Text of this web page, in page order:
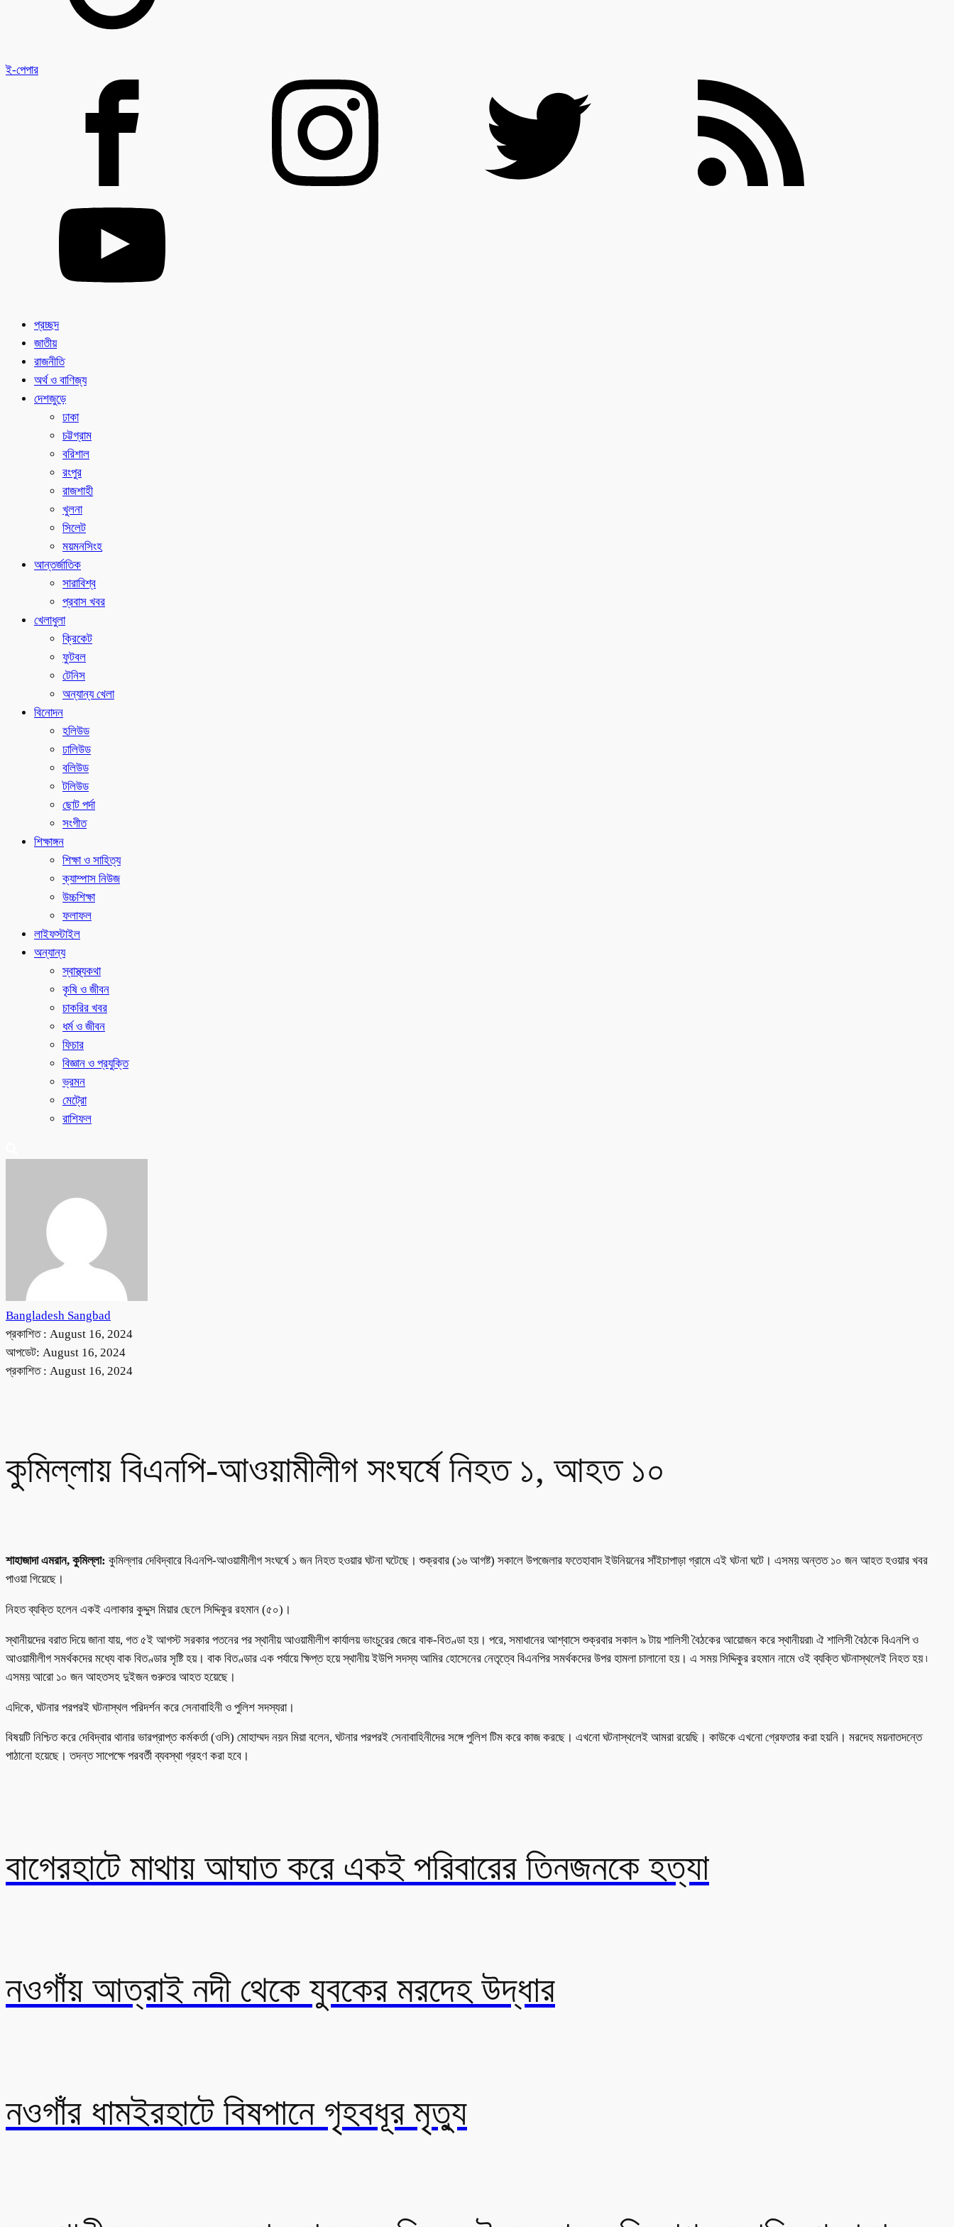
ই-পেপার
প্রচ্ছদ
জাতীয়
রাজনীতি
অর্থ ও বাণিজ্য
দেশজুড়ে
ঢাকা
চট্টগ্রাম
বরিশাল
রংপুর
রাজশাহী
খুলনা
সিলেট
ময়মনসিংহ
আন্তর্জাতিক
সারাবিশ্ব
প্রবাস খবর
খেলাধুলা
ক্রিকেট
ফুটবল
টেনিস
অন্যান্য খেলা
বিনোদন
হলিউড
ঢালিউড
বলিউড
টলিউড
ছোট পর্দা
সংগীত
শিক্ষাঙ্গন
শিক্ষা ও সাহিত্য
ক্যাম্পাস নিউজ
উচ্চশিক্ষা
ফলাফল
লাইফস্টাইল
অন্যান্য
স্বাস্থ্যকথা
কৃষি ও জীবন
চাকরির খবর
ধর্ম ও জীবন
ফিচার
বিজ্ঞান ও প্রযুক্তি
ভ্রমন
মেট্রো
রাশিফল
Bangladesh Sangbad
প্রকাশিত : August 16, 2024
আপডেট: August 16, 2024
প্রকাশিত : August 16, 2024
কুমিল্লায় বিএনপি-আওয়ামীলীগ সংঘর্ষে নিহত ১, আহত ১০
শাহাজাদা এমরান, কুমিল্লা: কুমিল্লার দেবিদ্বারে বিএনপি-আওয়ামীলীগ সংঘর্ষে ১ জন নিহত হওয়ার ঘটনা ঘটেছে। শুক্রবার (১৬ আগষ্ট) সকালে উপজেলার ফতেহাবাদ ইউনিয়নের সাঁইচাপাড়া গ্রামে এই ঘটনা ঘটে। এসময় অন্তত ১০ জন আহত হওয়ার খবর
পাওয়া গিয়েছে।
নিহত ব্যক্তি হলেন একই এলাকার কুদ্দুস মিয়ার ছেলে সিদ্দিকুর রহমান (৫০)।
স্থানীয়দের বরাত দিয়ে জানা যায়, গত ৫ই আগস্ট সরকার পতনের পর স্থানীয় আওয়ামীলীগ কার্যালয় ভাংচুরের জেরে বাক-বিতণ্ডা হয়। পরে, সমাধানের আশ্বাসে শুক্রবার সকাল ৯ টায় শালিসী বৈঠকের আয়োজন করে স্থানীয়রা৷ ঐ শালিসী বৈঠকে বিএনপি ও
আওয়ামীলীগ সমর্থকদের মধ্যে বাক বিতণ্ডার সৃষ্টি হয়। বাক বিতণ্ডার এক পর্যায়ে ক্ষিপ্ত হয়ে স্থানীয় ইউপি সদস্য আমির হোসেনের নেতৃত্বে বিএনপির সমর্থকদের উপর হামলা চালানো হয়। এ সময় সিদ্দিকুর রহমান নামে ওই ব্যক্তি ঘটনাস্থলেই নিহত হয় ৷
এসময় আরো ১০ জন আহতসহ দুইজন গুরুতর আহত হয়েছে।
এদিকে, ঘটনার পরপরই ঘটনাস্থল পরিদর্শন করে সেনাবাহিনী ও পুলিশ সদস্যরা।
বিষয়টি নিশ্চিত করে দেবিদ্বার থানার ভারপ্রাপ্ত কর্মকর্তা (ওসি) মোহাম্মদ নয়ন মিয়া বলেন, ঘটনার পরপরই সেনাবাহিনীদের সঙ্গে পুলিশ টিম করে কাজ করছে। এখনো ঘটনাস্থলেই আমরা রয়েছি। কাউকে এখনো গ্রেফতার করা হয়নি। মরদেহ ময়নাতদন্তে
পাঠানো হয়েছে। তদন্ত সাপেক্ষে পরবর্তী ব্যবস্থা গ্রহণ করা হবে।
বাগেরহাটে মাথায় আঘাত করে একই পরিবারের তিনজনকে হত্যা
নওগাঁয় আত্রাই নদী থেকে যুবকের মরদেহ উদ্ধার
নওগাঁর ধামইরহাটে বিষপানে গৃহবধূর মৃত্যু